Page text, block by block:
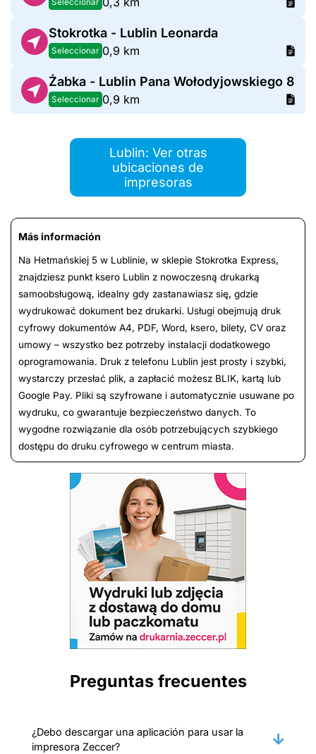
Stokrotka - Lublin Leonarda
Seleccionar 0,9 km
Żabka - Lublin Pana Wołodyjowskiego 8
Seleccionar 0,9 km
Lublin: Ver otras
ubicaciones de
impresoras
Más información
Na Hetmańskiej 5 w Lublinie, w sklepie Stokrotka Express,
znajdziesz punkt ksero Lublin z nowoczesną drukarką
samoobsługową, idealny gdy zastanawiasz się, gdzie
wydrukować dokument bez drukarki. Usługi obejmują druk
cyfrowy dokumentów A4, PDF, Word, ksero, bilety, CV oraz
umowy – wszystko bez potrzeby instalacji dodatkowego
oprogramowania. Druk z telefonu Lublin jest prosty i szybki,
wystarczy przesłać plik, a zapłacić możesz BLIK, kartą lub
Google Pay. Pliki są szyfrowane i automatycznie usuwane po
wydruku, co gwarantuje bezpieczeństwo danych. To
wygodne rozwiązanie dla osób potrzebujących szybkiego
dostępu do druku cyfrowego w centrum miasta.
Preguntas frecuentes
¿Debo descargar una aplicación para usar la
impresora Zeccer?